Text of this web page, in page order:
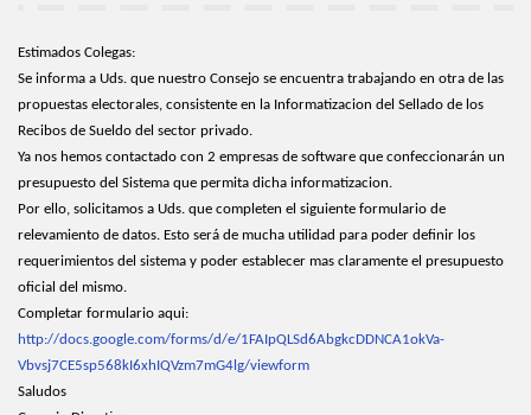
Estimados Colegas:
Se informa a Uds. que nuestro Consejo se encuentra trabajando en otra de las
propuestas electorales, consistente en la Informatizacion del Sellado de los
Recibos de Sueldo del sector privado.
Ya nos hemos contactado con 2 empresas de software que confeccionarán un
presupuesto del Sistema que permita dicha informatizacion.
Por ello, solicitamos a Uds. que completen el siguiente formulario de
relevamiento de datos. Esto será de mucha utilidad para poder definir los
requerimientos del sistema y poder establecer mas claramente el presupuesto
oficial del mismo.
Completar formulario aqui:
http://docs.google.com/forms/d/e/1FAIpQLSd6AbgkcDDNCA1okVa-
Vbvsj7CE5sp568kI6xhIQVzm7mG4lg/viewform
Saludos